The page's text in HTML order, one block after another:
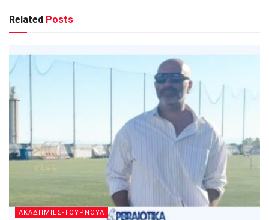
Related Posts
ΑΚΑΔΗΜΙΕΣ-ΤΟΥΡΝΟΥΑ